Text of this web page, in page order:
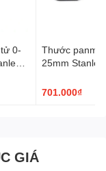
0-
Thước panme
25mm
701.000₫
GIÁ